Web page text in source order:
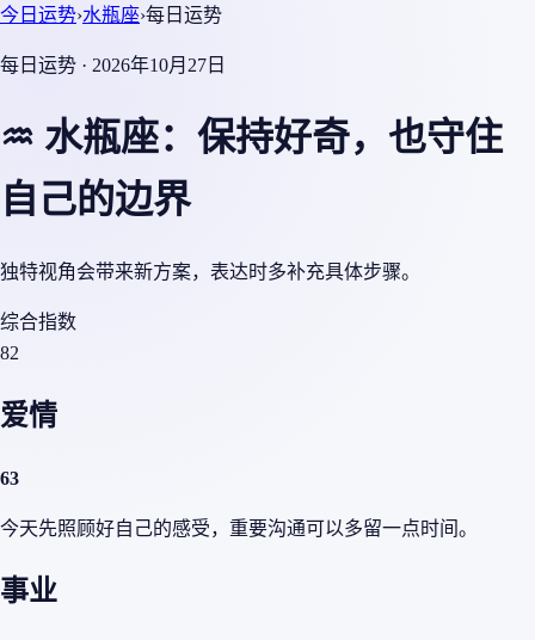
今日运势›水瓶座›每日运势
每日运势 · 2026年10月27日
♒ 水瓶座：保持好奇，也守住
自己的边界
独特视角会带来新方案，表达时多补充具体步骤。
综合指数
82
爱情
63
今天先照顾好自己的感受，重要沟通可以多留一点时间。
事业